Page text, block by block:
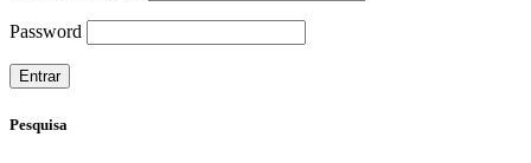
Password
Pesquisa